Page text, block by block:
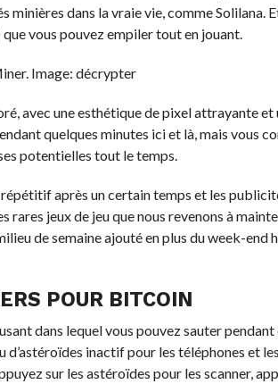
minières dans la vraie vie, comme Solilana.
vous pouvez empiler tout en jouant.
Image: décrypter
avec une esthétique de pixel attrayante et
quelques minutes ici et là, mais vous
potentielles tout le temps.
après un certain temps et les
rares jeux de jeu que nous revenons à
de semaine ajouté en plus du week-
POUR BITCOIN
dans lequel vous pouvez sauter
d’astéroïdes inactif pour les téléphones et
sur les astéroïdes pour les scanner,